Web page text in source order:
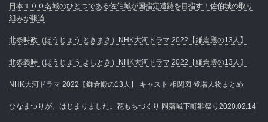
日本１００名城のひとつである佐伯城が国指定遺跡を目指す！佐伯城の取り
組みが報道
北条時政（ほうじょう ときまさ）NHK大河ドラマ 2022【鎌倉殿の13人】
北条義時（ほうじょう よしとき）NHK大河ドラマ 2022【鎌倉殿の13人】
NHK大河ドラマ 2022【鎌倉殿の13人】 キャスト 相関図 登場人物まとめ
ひなまつりが、はじまりました。花もちづくり 岡藩城下町雛祭り2020.02.14